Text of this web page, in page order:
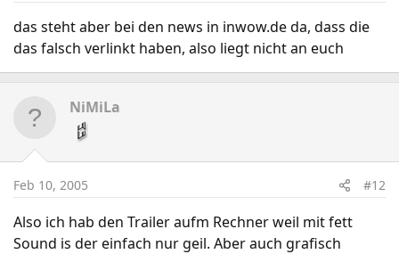
das steht aber bei den news in inwow.de da, dass die
das falsch verlinkt haben, also liegt nicht an euch
NiMiLa
Feb 10, 2005 #12
Also ich hab den Trailer aufm Rechner weil mit fett
Sound is der einfach nur geil. Aber auch grafisch